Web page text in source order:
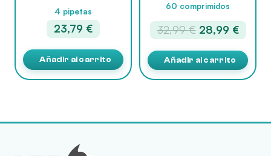
4 pipetas
23,79 €
Añadir al carrito
60 comprimidos
32,99€ El
precio
original
era:
32,99 €.
28,99 €El
precio
actual
es:
28,99
Añadir al carrito